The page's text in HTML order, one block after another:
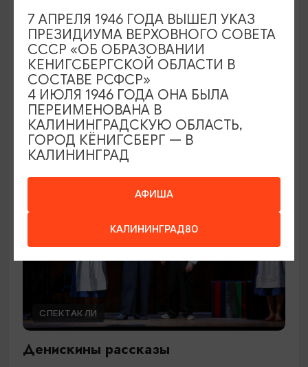
Что делать женщине?
13.09.2026 18:00
Калининград, Калининградский областной
драматический театр
ОТ 650₽
СПЕКТАКЛИ
Денискины рассказы
АФИША
КАЛИНИНГРАД80
7 АПРЕЛЯ 1946 ГОДА ВЫШЕЛ УКАЗ
ПРЕЗИДИУМА ВЕРХОВНОГО СОВЕТА
СССР «ОБ ОБРАЗОВАНИИ
КЕНИГСБЕРГСКОЙ ОБЛАСТИ В
СОСТАВЕ РСФСР»
4 ИЮЛЯ 1946 ГОДА ОНА БЫЛА
ПЕРЕИМЕНОВАНА В
КАЛИНИНГРАДСКУЮ ОБЛАСТЬ,
ГОРОД КЁНИГСБЕРГ — В
КАЛИНИНГРАД